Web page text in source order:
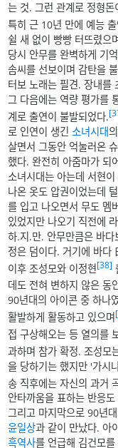
는 것. 그런 관계로 정형
특히 근 10년 만에 예능
쉴 새 없이 빵빵 터뜨렸으
당시 안무를 완벽하게 기
솜씨를 선보이며 감탄을
터보 노래는 필견. 장내를
그 다음에는 역량 평가를
계로 출연이 불발되었다.
로 인연이 생긴 소녀시대
살면서 그동안 억눌러온
했다. 완전히 아줌마가 되
소녀시대는 아는데 서현
나온 옷도 압권이었는데
를 입고 나오면서 무도 멤
있었지만 나오기 직전에
하.지.만. 안무만큼은 바
정은 덤이다. 거기에 바다
이후 조성모와 이정현[38]
데도 전혀 변하지 않은 동
90년대의 아이콘 중 하나
활발하게 활동하고 있으며
접 구상해오는 등 열의를
과하며 참가 확정. 조성모
을 당하기는 했지만 '가시
송 직후에는 자신의 과거
안타까움을 표하는 반응
그리고 마지막으로 90년
윤일상과 같이 만났다. 아
흑역사를 언급해 김건모